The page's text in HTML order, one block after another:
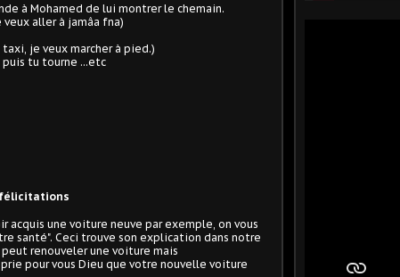
à Mohamed de lui montrer le chemain.
aller à jamâa fna)
je veux marcher à pied.)
puis tu tourne ...etc
félicitations
une voiture neuve par exemple, on vous
santé". Ceci trouve son explication dans notre
renouveler une voiture mais
pour vous Dieu que votre nouvelle voiture